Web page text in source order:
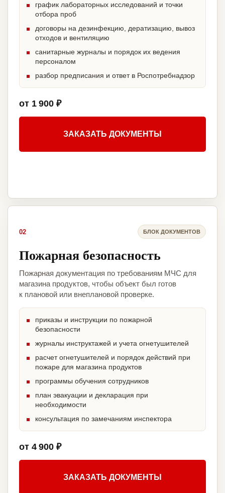
график лабораторных исследований и точки
отбора проб
договоры на дезинфекцию, дератизацию, вывоз
отходов и вентиляцию
санитарные журналы и порядок их ведения
персоналом
разбор предписания и ответ в Роспотребнадзор
от 1 900 ₽
ЗАКАЗАТЬ ДОКУМЕНТЫ
02 БЛОК ДОКУМЕНТОВ
Пожарная безопасность
Пожарная документация по требованиям МЧС для
магазина продуктов, чтобы объект был готов
к плановой или внеплановой проверке.
приказы и инструкции по пожарной
безопасности
журналы инструктажей и учета огнетушителей
расчет огнетушителей и порядок действий при
пожаре для магазина продуктов
программы обучения сотрудников
план эвакуации и декларация при
необходимости
консультация по замечаниям инспектора
от 4 900 ₽
ЗАКАЗАТЬ ДОКУМЕНТЫ